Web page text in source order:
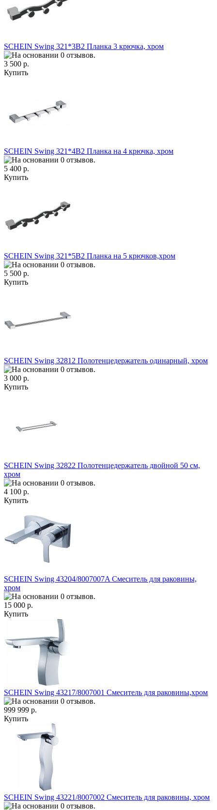
SCHEIN Swing 321*3B2 Планка 3 крючка, хром
3 500 р.
Купить
SCHEIN Swing 321*4B2 Планка на 4 крючка, хром
5 400 р.
Купить
SCHEIN Swing 321*5B2 Планка на 5 крючков,хром
5 500 р.
Купить
SCHEIN Swing 32812 Полотенцедержатель одинарный, хром
3 000 р.
Купить
SCHEIN Swing 32822 Полотенцедержатель двойной 50 см,
хром
4 100 р.
Купить
SCHEIN Swing 43204/8007007A Смеситель для раковины,
хром
15 000 р.
Купить
SCHEIN Swing 43217/8007001 Смеситель для раковины,хром
999 999 р.
Купить
SCHEIN Swing 43221/8007002 Смеситель для раковины, хром